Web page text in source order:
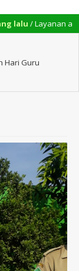
administrasi
Hari Guru